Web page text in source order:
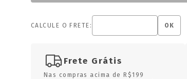
CALCULE O FRETE: OK
Frete Grátis
Nas compras acima de R$199